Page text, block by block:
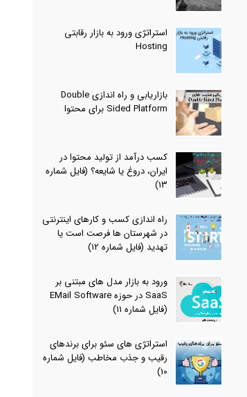
استراتژی ورود به بازار رقابتی
Hosting
بازاریابی و راه اندازی Double
Sided Platform برای محتوا
کسب درآمد از تولید محتوا در
ایران، دروغ یا شایعه؟ (فایل شماره
13)
راه اندازی کسب و کارهای اینترنتی
در شهرستان ها فرصت است یا
تهدید (فایل شماره 12)
ورود به بازار مدل های مبتنی بر
SaaS در حوزه EMail Software
(فایل شماره 11)
استراتژی های سئو برای برندهای
رقیب و جذب مخاطب (فایل شماره
10)